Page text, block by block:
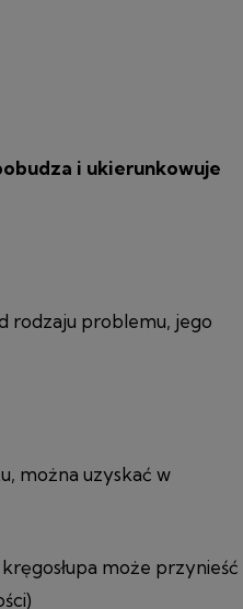
i ukierunkowuje
rodzaju problemu, jego
można uzyskać w
może przynieść